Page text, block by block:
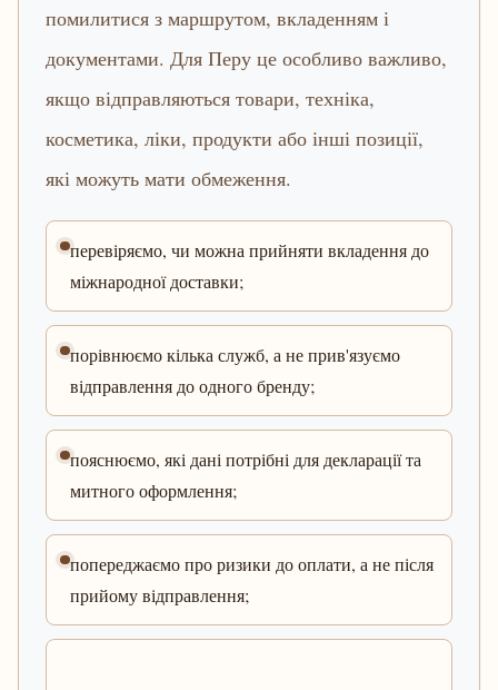
помилитися з маршрутом, вкладенням і
документами. Для Перу це особливо важливо,
якщо відправляються товари, техніка,
косметика, ліки, продукти або інші позиції,
які можуть мати обмеження.
перевіряємо, чи можна прийняти вкладення до
міжнародної доставки;
порівнюємо кілька служб, а не прив'язуємо
відправлення до одного бренду;
пояснюємо, які дані потрібні для декларації та
митного оформлення;
попереджаємо про ризики до оплати, а не після
прийому відправлення;